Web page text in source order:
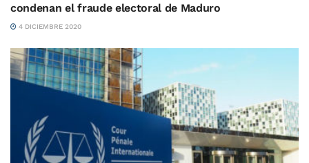
condenan el fraude electoral de Maduro
4 DICIEMBRE 2020